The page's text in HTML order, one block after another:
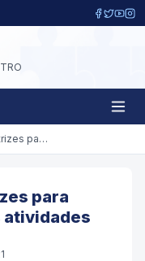
Portaria divulga diretrizes para retorno presencial das atividades de ensino
para
atividades